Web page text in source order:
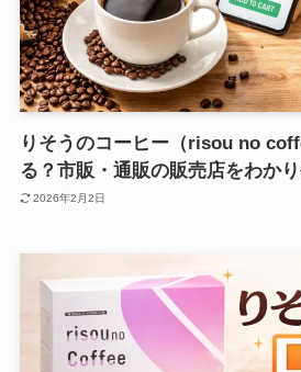
りそうのコーヒー（risou no
る？市販・通販の販売店をわか
2026年2月2日